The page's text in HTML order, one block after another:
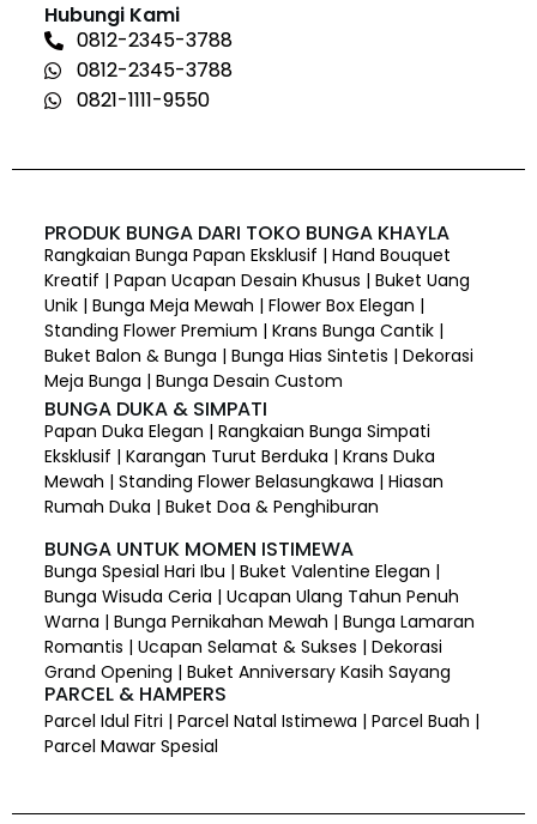
Hubungi Kami
0812-2345-3788
0812-2345-3788
0821-1111-9550
PRODUK BUNGA DARI TOKO BUNGA KHAYLA
Rangkaian Bunga Papan Eksklusif | Hand Bouquet
Kreatif | Papan Ucapan Desain Khusus | Buket Uang
Unik | Bunga Meja Mewah | Flower Box Elegan |
Standing Flower Premium | Krans Bunga Cantik |
Buket Balon & Bunga | Bunga Hias Sintetis | Dekorasi
Meja Bunga | Bunga Desain Custom
BUNGA DUKA & SIMPATI
Papan Duka Elegan | Rangkaian Bunga Simpati
Eksklusif | Karangan Turut Berduka | Krans Duka
Mewah | Standing Flower Belasungkawa | Hiasan
Rumah Duka | Buket Doa & Penghiburan
BUNGA UNTUK MOMEN ISTIMEWA
Bunga Spesial Hari Ibu | Buket Valentine Elegan |
Bunga Wisuda Ceria | Ucapan Ulang Tahun Penuh
Warna | Bunga Pernikahan Mewah | Bunga Lamaran
Romantis | Ucapan Selamat & Sukses | Dekorasi
Grand Opening | Buket Anniversary Kasih Sayang
PARCEL & HAMPERS
Parcel Idul Fitri | Parcel Natal Istimewa | Parcel Buah |
Parcel Mawar Spesial